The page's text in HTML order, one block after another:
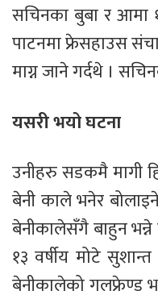
सचिनका बुबा र आमा
पाटनमा फ्रेसहाउस
माग्न जाने गर्दथे ।
यसरी भयो घटना
उनीहरु सडकमै मागी
बेनी काले भनेर
बेनीकालेसँगै बाहुन भन्ने
१३ वर्षीय मोटे